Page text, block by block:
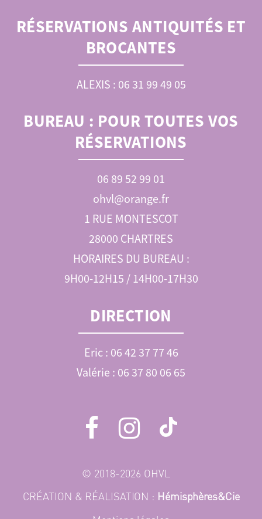
RÉSERVATIONS ANTIQUITÉS ET
BROCANTES
ALEXIS : 06 31 99 49 05
BUREAU : POUR TOUTES VOS
RÉSERVATIONS
06 89 52 99 01
ohvl@orange.fr
1 RUE MONTESCOT
28000 CHARTRES
HORAIRES DU BUREAU :
9H00-12H15 / 14H00-17H30
DIRECTION
Eric : 06 42 37 77 46
Valérie : 06 37 80 06 65
© 2018-2026 OHVL
CRÉATION & RÉALISATION : Hémisphères&Cie